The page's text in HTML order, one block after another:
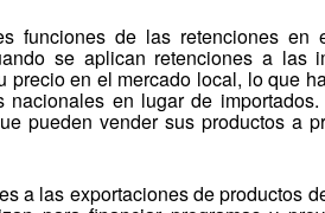
funciones de las retenciones
se aplican retenciones a las
precio en el mercado local, lo que
nacionales en lugar de
pueden vender sus productos a
a las exportaciones de productos